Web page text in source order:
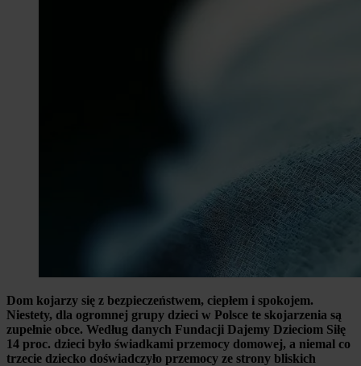
Dom kojarzy się z bezpieczeństwem, ciepłem i spokojem.
Niestety, dla ogromnej grupy dzieci w Polsce te skojarzenia są
zupełnie obce. Według danych Fundacji Dajemy Dzieciom Siłę
14 proc. dzieci było świadkami przemocy domowej, a niemal co
trzecie dziecko doświadczyło przemocy ze strony bliskich